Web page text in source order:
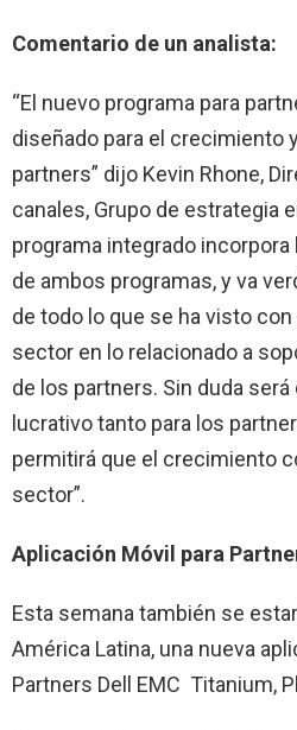
Comentario de un analista:
“El nuevo programa para
diseñado para el crecimiento
partners” dijo Kevin Rhone,
canales, Grupo de estrategia
programa integrado
de ambos programas, y va
de todo lo que se ha visto con
sector en lo relacionado a
de los partners. Sin duda
lucrativo tanto para los
permitirá que el crecimiento
sector”.
Aplicación Móvil para
Esta semana también se
América Latina, una nueva
Partners Dell EMC Titanium,